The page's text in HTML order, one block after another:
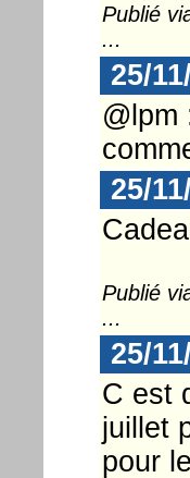
Publié
...
25/
@lpm
25/
Publié
...
25/
C est
juillet
pour